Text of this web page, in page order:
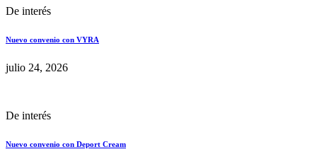
De interés
Nuevo convenio con VYRA
julio 24, 2026
De interés
Nuevo convenio con Deport Cream